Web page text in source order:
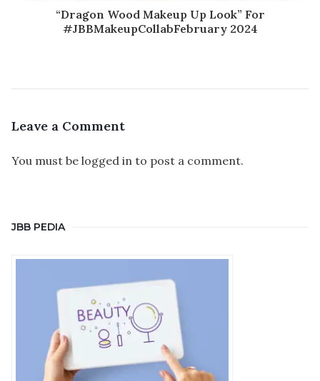
“Dragon Wood Makeup Up Look” For
#JBBMakeupCollabFebruary 2024
Leave a Comment
You must be logged in to post a comment.
JBB PEDIA